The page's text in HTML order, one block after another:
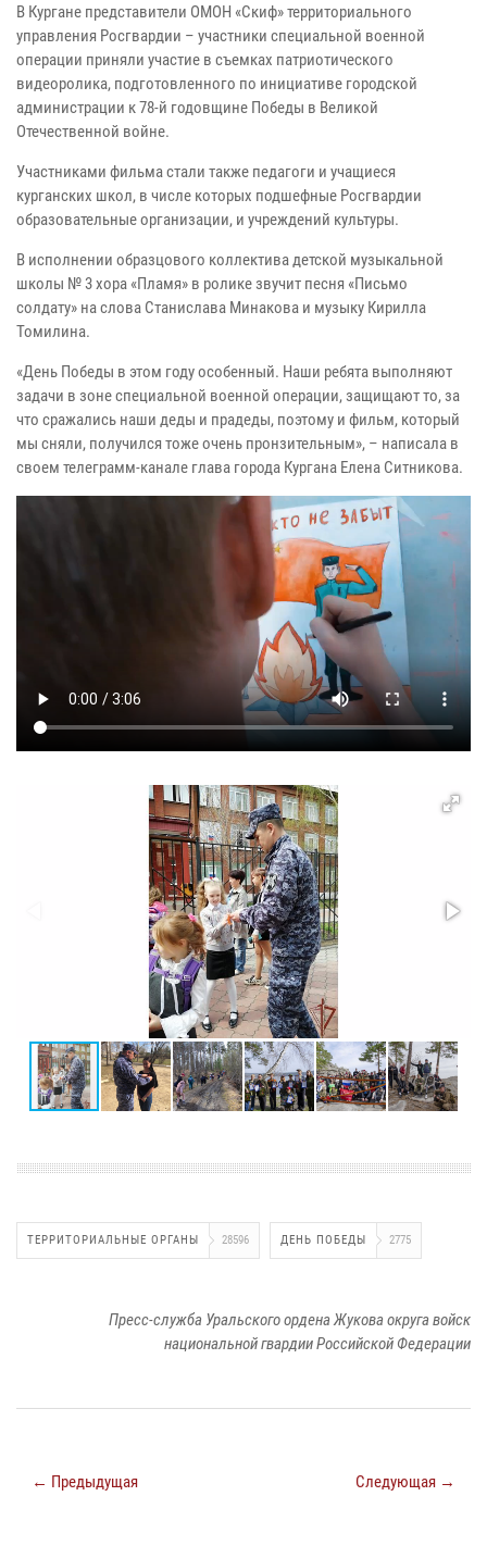
В Кургане представители ОМОН «Скиф» территориального
управления Росгвардии – участники специальной военной
операции приняли участие в съемках патриотического
видеоролика, подготовленного по инициативе городской
администрации к 78-й годовщине Победы в Великой
Отечественной войне.
Участниками фильма стали также педагоги и учащиеся
курганских школ, в числе которых подшефные Росгвардии
образовательные организации, и учреждений культуры.
В исполнении образцового коллектива детской музыкальной
школы № 3 хора «Пламя» в ролике звучит песня «Письмо
солдату» на слова Станислава Минакова и музыку Кирилла
Томилина.
«День Победы в этом году особенный. Наши ребята выполняют
задачи в зоне специальной военной операции, защищают то, за
что сражались наши деды и прадеды, поэтому и фильм, который
мы сняли, получился тоже очень пронзительным», – написала в
своем телеграмм-канале глава города Кургана Елена Ситникова.
ТЕРРИТОРИАЛЬНЫЕ ОРГАНЫ 28596 ДЕНЬ ПОБЕДЫ 2775
Пресс-служба Уральского ордена Жукова округа войск
национальной гвардии Российской Федерации
← Предыдущая Следующая →